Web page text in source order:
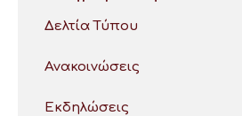
Δελτία Τύπου
Ανακοινώσεις
Εκδηλώσεις